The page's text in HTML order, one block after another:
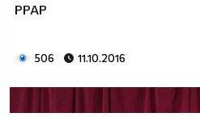
PPAP
506 11.10.2016